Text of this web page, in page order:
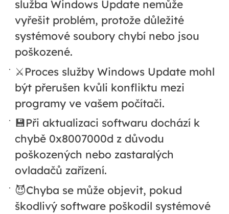
služba Windows Update nemůže
vyřešit problém, protože důležité
systémové soubory chybí nebo jsou
poškozené.
⚔️Proces služby Windows Update mohl
být přerušen kvůli konfliktu mezi
programy ve vašem počítači.
💾Při aktualizaci softwaru dochází k
chybě 0x8007000d z důvodu
poškozených nebo zastaralých
ovladačů zařízení.
😈Chyba se může objevit, pokud
škodlivý software poškodil systémové